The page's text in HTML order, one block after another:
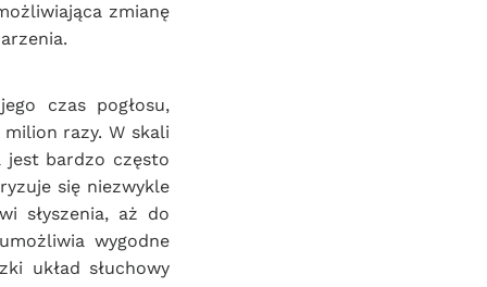
zmianę
czas pogłosu,
razy. W skali
jest bardzo często
się niezwykle
słyszenia, aż do
wygodne
układ słuchowy